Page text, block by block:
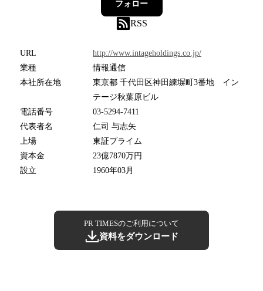
フォロー
RSS
URL
http://www.intageholdings.co.jp/
業種
情報通信
本社所在地
東京都 千代田区神田練塀町3番地 イン
テージ秋葉原ビル
電話番号
03-5294-7411
代表者名
仁司 与志矢
上場
東証プライム
資本金
23億7870万円
設立
1960年03月
PR TIMESのご利用について
資料をダウンロード